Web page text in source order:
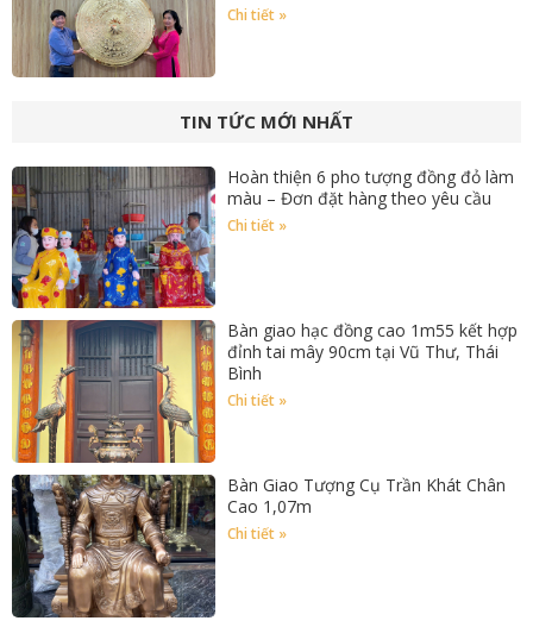
Chi tiết »
TIN TỨC MỚI NHẤT
Hoàn thiện 6 pho tượng đồng đỏ làm
màu – Đơn đặt hàng theo yêu cầu
Chi tiết »
Bàn giao hạc đồng cao 1m55 kết hợp
đỉnh tai mây 90cm tại Vũ Thư, Thái
Bình
Chi tiết »
Bàn Giao Tượng Cụ Trần Khát Chân
Cao 1,07m
Chi tiết »